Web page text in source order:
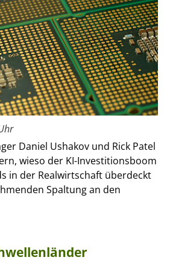
Daniel Ushakov und Rick Patel
wieso der KI-Investitionsboom
in der Realwirtschaft überdeckt
Spaltung an den